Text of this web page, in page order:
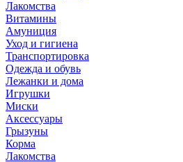
Лакомства
Витамины
Амуниция
Уход и гигиена
Транспортировка
Одежда и обувь
Лежанки и дома
Игрушки
Миски
Аксессуары
Грызуны
Корма
Лакомства